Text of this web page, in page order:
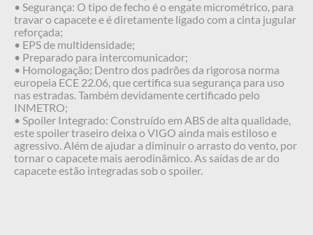
• Segurança: O tipo de fecho é o engate micrométrico, para
travar o capacete e é diretamente ligado com a cinta jugular
reforçada;
• EPS de multidensidade;
• Preparado para intercomunicador;
• Homologação; Dentro dos padrões da rigorosa norma
europeia ECE 22.06, que certifica sua segurança para uso
nas estradas. Também devidamente certificado pelo
INMETRO;
• Spoiler Integrado: Construído em ABS de alta qualidade,
este spoiler traseiro deixa o VIGO ainda mais estiloso e
agressivo. Além de ajudar a diminuir o arrasto do vento, por
tornar o capacete mais aerodinâmico. As saídas de ar do
capacete estão integradas sob o spoiler.